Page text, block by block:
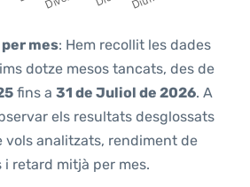
mes: Hem recollit les dades
dotze mesos tancats, des de
fins a 31 de Juliol de 2026. A
els resultats desglossats
vols analitzats, rendiment de
retard mitjà per mes.